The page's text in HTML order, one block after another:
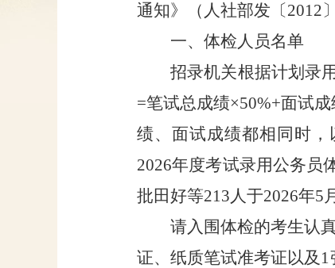
通知》（人社部发〔2012〕
一、体检人员名单
招录机关根据计划录
=笔试总成绩×50%+面试
绩、面试成绩都相同时，
2026年度考试录用公务员
批田好等213人于2026年5月
请入围体检的考生认
证、纸质笔试准考证以及 1